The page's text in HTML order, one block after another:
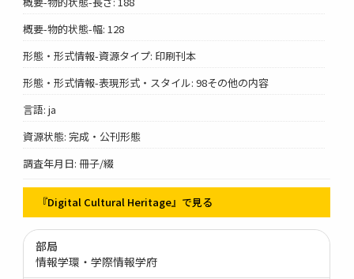
概要-物的状態-幅: 128
形態・形式情報-資源タイプ: 印刷刊本
形態・形式情報-表現形式・スタイル: 98その他の内容
言語: ja
資源状態: 完成・公刊形態
調査年月日: 冊子/綴
『Digital Cultural Heritage』で見る
部局
情報学環・学際情報学府